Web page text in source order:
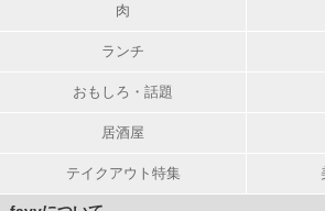
肉
ランチ
おもしろ・話題
居酒屋
テイクアウト特集